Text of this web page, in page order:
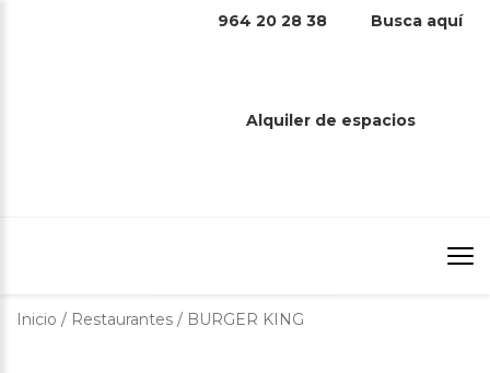
964 20 28 38 Busca aquí
Alquiler de espacios
Inicio / Restaurantes / BURGER KING